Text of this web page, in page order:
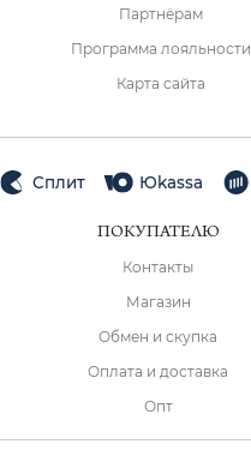
Партнёрам
Программа лояльности
Карта сайта
Сплит Юkassa
ПОКУПАТЕЛЮ
Контакты
Магазин
Обмен и скупка
Оплата и доставка
Опт